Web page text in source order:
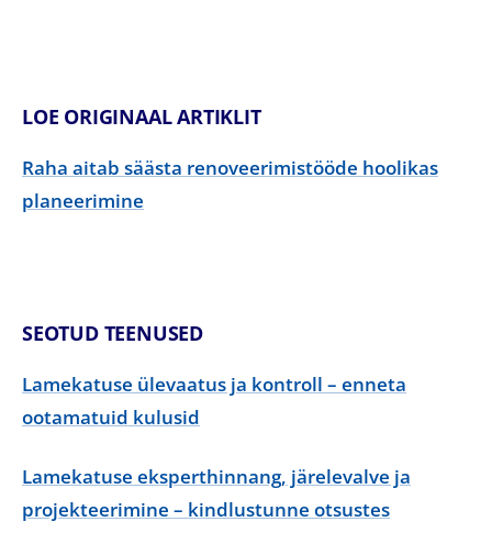
LOE ORIGINAAL ARTIKLIT
Raha aitab säästa renoveerimistööde hoolikas
planeerimine
SEOTUD TEENUSED
Lamekatuse ülevaatus ja kontroll – enneta
ootamatuid kulusid
Lamekatuse eksperthinnang, järelevalve ja
projekteerimine – kindlustunne otsustes